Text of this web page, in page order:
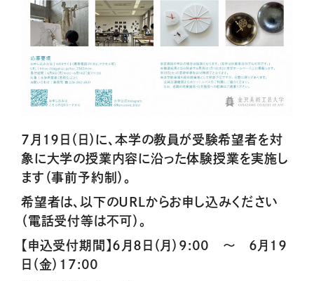
７月１９日（日）に、本学の教員が受験希望者を対
象に大学の授業内容に沿った体験授業を実施し
ます（事前予約制）。
希望者は、以下のＵＲＬからお申し込みください
（電話受付等は不可）。
【申込受付期間】６月８日（月）9:00 ～ ６月１９
日（金）17:00